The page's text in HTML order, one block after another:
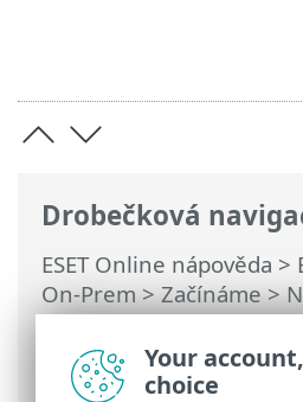
Drobečková
ESET Online nápověda >
On-Prem>Začínáme>
Management Agenta>
Vytvoření
Nasazení agenta na
Your
choice